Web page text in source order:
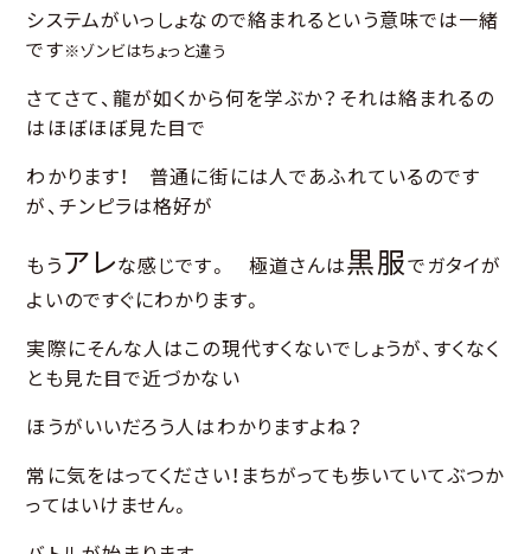
システムがいっしょなので絡まれるという意味では一緒
です ※ゾンビはちょっと違う
さてさて、龍が如くから何を学ぶか？それは絡まれるの
はほぼほぼ見た目で
わかります！ 普通に街には人であふれているのです
が、チンピラは格好が
もう アレな感じです。 極道さんは黒服でガタイが
よいのですぐにわかります。
実際にそんな人はこの現代すくないでしょうが、すくなく
とも見た目で近づかない
ほうがいいだろう人はわかりますよね？
常に気をはってください！まちがっても歩いていてぶつか
ってはいけません。